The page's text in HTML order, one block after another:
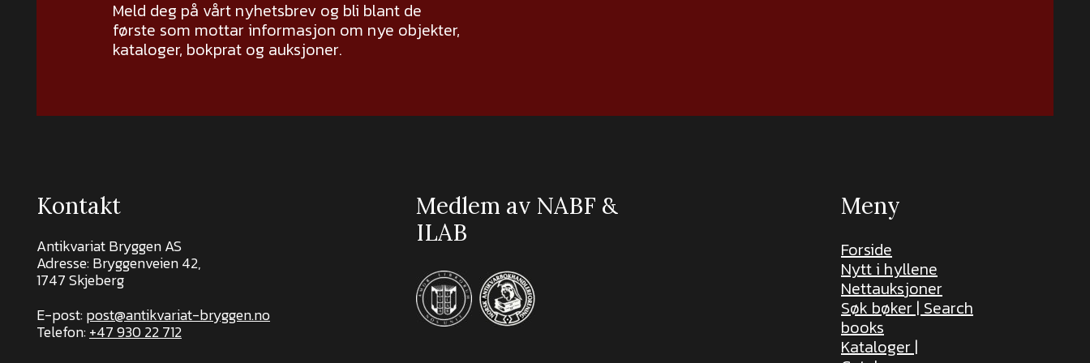
Meld deg på vårt nyhetsbrev og bli blant de
første som mottar informasjon om nye objekter,
kataloger, bokprat og auksjoner.
Kontakt
Antikvariat Bryggen AS
Adresse: Bryggenveien 42,
1747 Skjeberg
E-post:post@antikvariat-bryggen.no
Telefon:+47 930 22 712
Medlem av NABF &
ILAB
Meny
Forside
Nytt i hyllene
Nettauksjoner
Søk bøker | Search
books
Kataloger |